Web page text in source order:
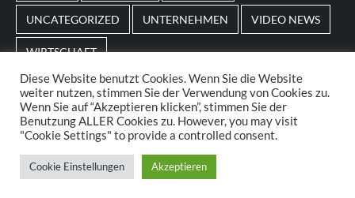
UNCATEGORIZED UNTERNEHMEN VIDEO NEWS
WIRTSCHAFT
Home Impressum AGBs Datenschutz
© 2025. POS Media GmbH. All rights reserved.
CoverNewsby AF themes.
Diese Website benutzt Cookies. Wenn Sie die Website
weiter nutzen, stimmen Sie der Verwendung von Cookies zu.
Wenn Sie auf “Akzeptieren klicken”, stimmen Sie der
Benutzung ALLER Cookies zu. However, you may visit
"Cookie Settings" to provide a controlled consent.
Cookie Einstellungen Akzeptieren